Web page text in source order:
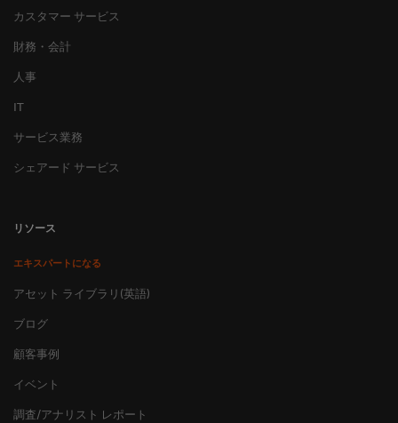
カスタマー サービス
財務・会計
人事
IT
サービス業務
シェアード サービス
リソース
エキスパートになる
アセット ライブラリ(英語)
ブログ
顧客事例
イベント
調査/アナリスト レポート